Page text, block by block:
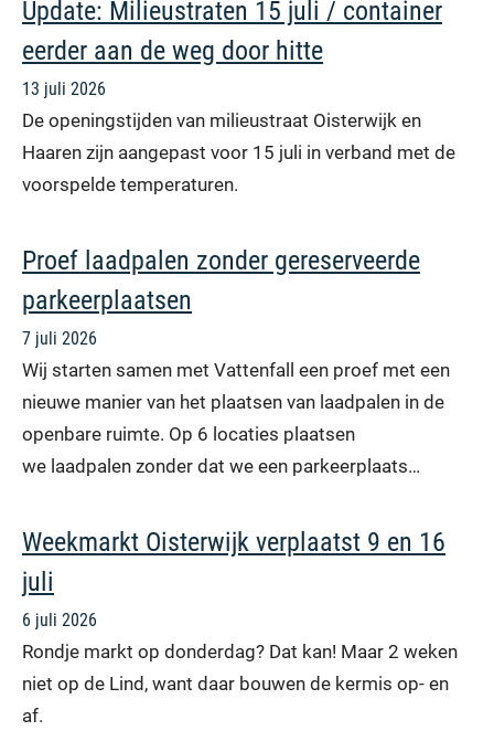
Update: Milieustraten 15 juli / container
eerder aan de weg door hitte
13 juli 2026
De openingstijden van milieustraat Oisterwijk en
Haaren zijn aangepast voor 15 juli in verband met de
voorspelde temperaturen.
Proef laadpalen zonder gereserveerde
parkeerplaatsen
7 juli 2026
Wij starten samen met Vattenfall een proef met een
nieuwe manier van het plaatsen van laadpalen in de
openbare ruimte. Op 6 locaties plaatsen
we laadpalen zonder dat we een parkeerplaats…
Weekmarkt Oisterwijk verplaatst 9 en 16
juli
6 juli 2026
Rondje markt op donderdag? Dat kan! Maar 2 weken
niet op de Lind, want daar bouwen de kermis op- en
af.